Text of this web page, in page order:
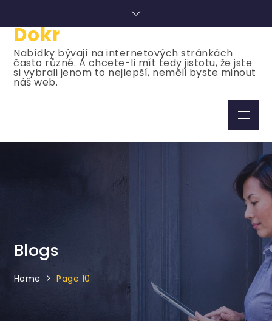
content
Dokr
Nabídky bývají na internetových stránkách
často různé. A chcete-li mít tedy jistotu, že jste
si vybrali jenom to nejlepší, neměli byste minout
náš web.
Menu
Blogs
Home Page 10